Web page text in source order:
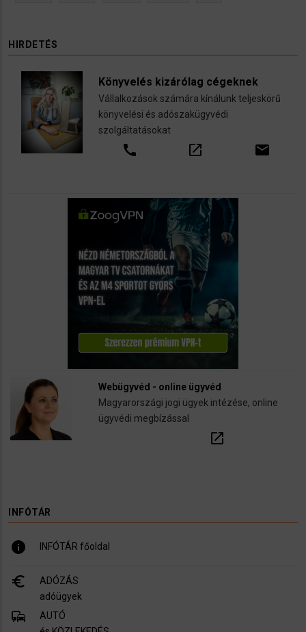
HIRDETÉS
Könyvelés kizárólag cégeknek
Vállalkozások számára kínálunk teljeskörű
könyvelési és adószakügyvédi
szolgáltatásokat
call open_in_new email
Webügyvéd - online ügyvéd
Magyarországi jogi ügyek intézése, online
ügyvédi megbízással
open_in_new
INFÓTÁR
info INFÓTÁR főoldal
euro_symbol
ADÓZÁS
adóügyek
commute
AUTÓ